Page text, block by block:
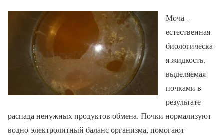
Моча –
естественная
биологическа
я жидкость,
выделяемая
почками в
результате
распада ненужных продуктов обмена. Почки нормализуют
водно-электролитный баланс организма, помогают